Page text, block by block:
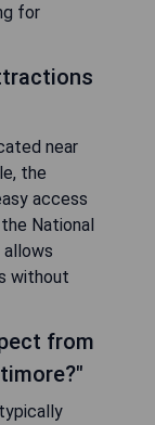
for
near
the
access
National
allows
without
from